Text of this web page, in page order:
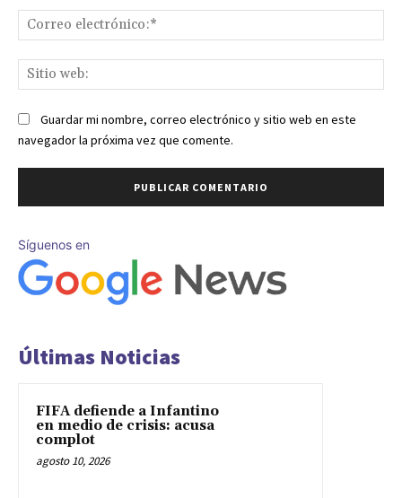
Guardar mi nombre, correo electrónico y sitio web en este
navegador la próxima vez que comente.
Síguenos en
Últimas Noticias
FIFA defiende a Infantino
en medio de crisis: acusa
complot
agosto 10, 2026